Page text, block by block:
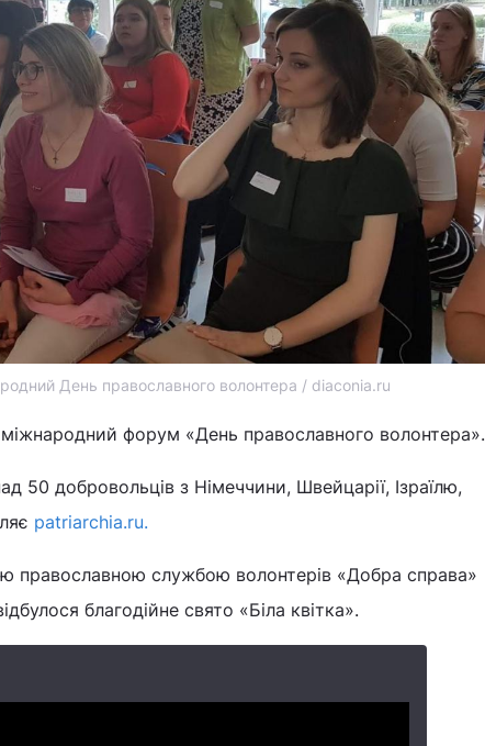
День православного волонтера / diaconia.ru
форум «День православного волонтера».
50 добровольців з Німеччини, Швейцарії, Ізраїлю,
patriarchia.ru.
православною службою волонтерів «Добра справа»
благодійне свято «Біла квітка».